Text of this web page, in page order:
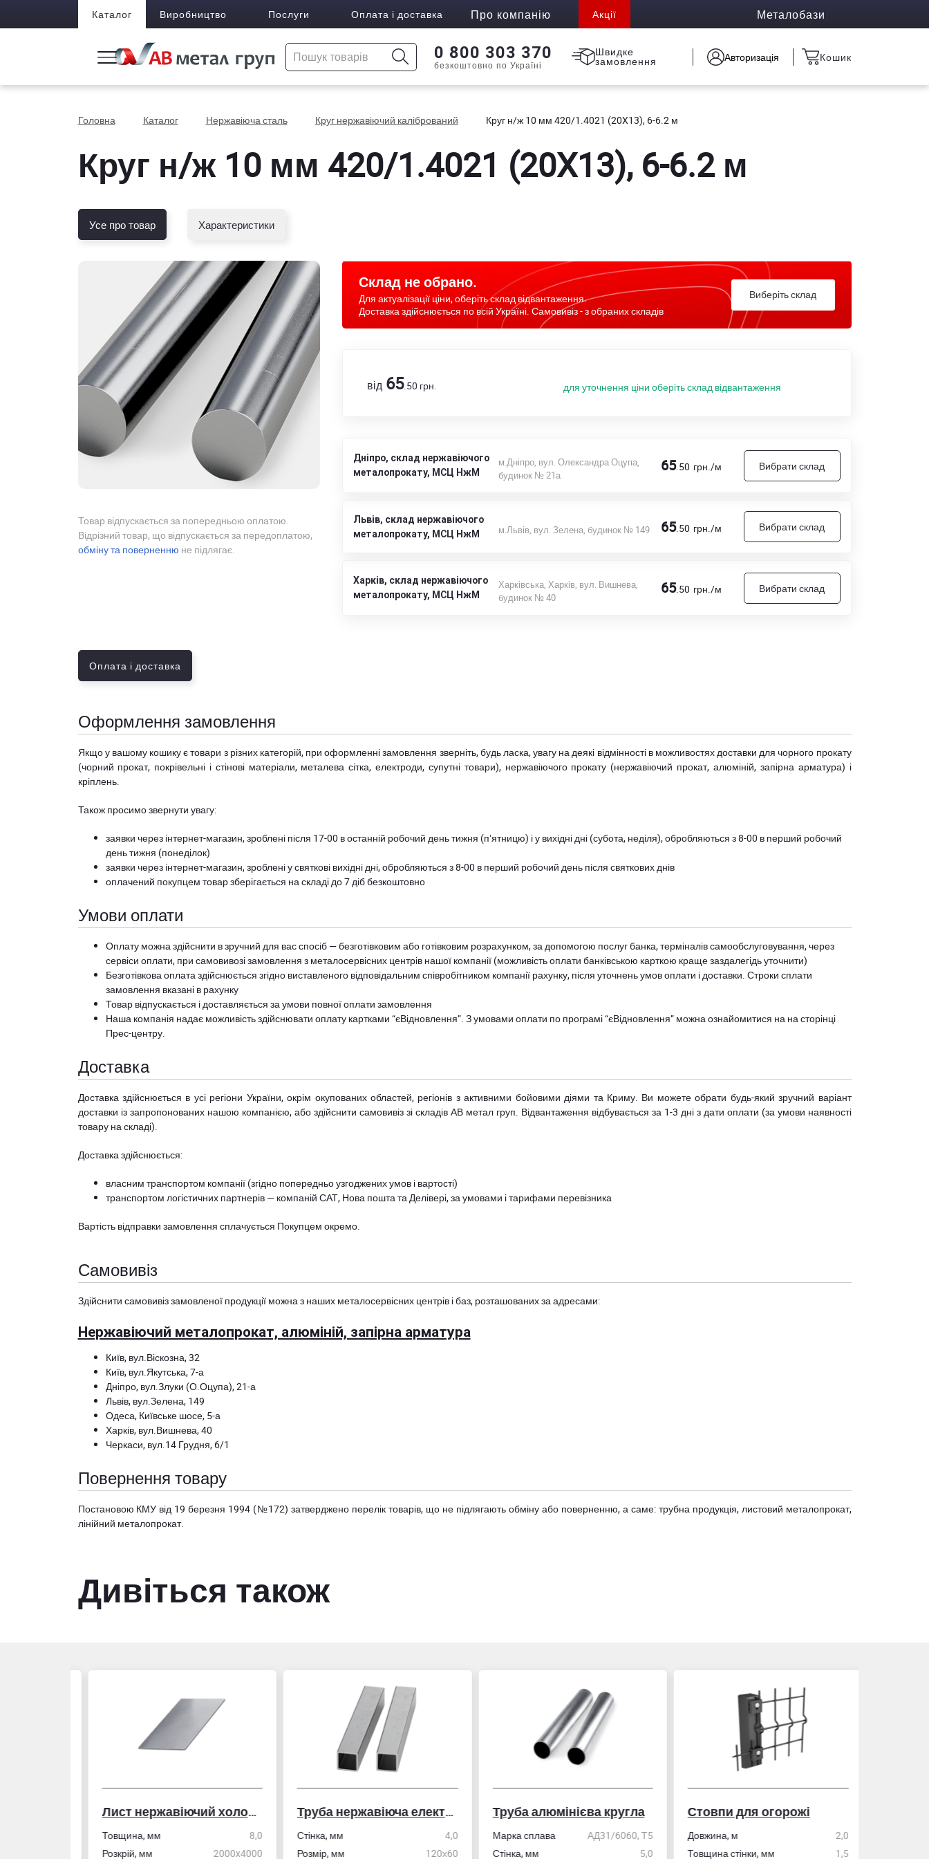
Каталог Виробництво Послуги Оплата і доставка Про компанію Акції Металобази
0 800 303 370
безкоштовно по Україні
Швидке
замовлення Авторизація Кошик
Головна Каталог Нержавіюча сталь Круг нержавіючий калібрований Круг н/ж 10 мм 420/1.4021 (20X13), 6-6.2 м
Круг н/ж 10 мм 420/1.4021 (20X13), 6-6.2 м
Усе про товар Характеристики
Товар відпускається за попередньою оплатою.
Відрізний товар, що відпускається за передоплатою,
обміну та поверненню не підлягає.
Склад не обрано.
Для актуалізації ціни, оберіть склад відвантаження.
Доставка здійснюється по всій Україні. Самовивіз - з обраних складів
Виберіть склад
від 65.50 грн. для уточнення ціни оберіть склад відвантаження
Дніпро, склад нержавіючого
металопрокату, МСЦ НжМ
м.Дніпро, вул. Олександра Оцупа,
будинок № 21а
65.50 грн./м Вибрати склад
Львів, склад нержавіючого
металопрокату, МСЦ НжМ
м.Львів, вул. Зелена, будинок № 149 65.50 грн./м Вибрати склад
Харків, склад нержавіючого
металопрокату, МСЦ НжМ
Харківська, Харків, вул. Вишнева,
будинок № 40
65.50 грн./м Вибрати склад
Оплата і доставка
Оформлення замовлення
Якщо у вашому кошику є товари з різних категорій, при оформленні замовлення зверніть, будь ласка, увагу на деякі відмінності в можливостях доставки для чорного прокату
(чорний прокат, покрівельні і стінові матеріали, металева сітка, електроди, супутні товари), нержавіючого прокату (нержавіючий прокат, алюміній, запірна арматура) і
кріплень.
Також просимо звернути увагу:
заявки через інтернет-магазин, зроблені після 17-00 в останній робочий день тижня (пʼятницю) і у вихідні дні (субота, неділя), обробляються з 8-00 в перший робочий
день тижня (понеділок)
заявки через інтернет-магазин, зроблені у святкові вихідні дні, обробляються з 8-00 в перший робочий день після святкових днів
оплачений покупцем товар зберігається на складі до 7 діб безкоштовно
Умови оплати
Оплату можна здійснити в зручний для вас спосіб — безготівковим або готівковим розрахунком, за допомогою послуг банка, терміналів самообслуговування, через
сервіси оплати, при самовивозі замовлення з металосервісних центрів нашої компанії (можливість оплати банківською карткою краще заздалегідь уточнити)
Безготівкова оплата здійснюється згідно виставленого відповідальним співробітником компанії рахунку, після уточнень умов оплати і доставки. Строки сплати
замовлення вказані в рахунку
Товар відпускається і доставляється за умови повної оплати замовлення
Наша компанія надає можливість здійснювати оплату картками “єВідновлення”. З умовами оплати по програмі “єВідновлення” можна ознайомитися на на сторінці
Прес-центру.
Доставка
Доставка здійснюється в усі регіони України, окрім окупованих областей, регіонів з активними бойовими діями та Криму. Ви можете обрати будь-який зручний варіант
доставки із запропонованих нашою компанією, або здійснити самовивіз зі складів АВ метал груп. Відвантаження відбувається за 1-3 дні з дати оплати (за умови наявності
товару на складі).
Доставка здійснюється:
власним транспортом компанії (згідно попередньо узгоджених умов і вартості)
транспортом логістичних партнерів — компаній САТ, Нова пошта та Делівері, за умовами і тарифами перевізника
Вартість відправки замовлення сплачується Покупцем окремо.
Самовивіз
Здійснити самовивіз замовленої продукції можна з наших металосервісних центрів і баз, розташованих за адресами:
Нержавіючий металопрокат, алюміній, запірна арматура
Київ, вул.Віскозна, 32
Київ, вул.Якутська, 7-а
Дніпро, вул.Злуки (О.Оцупа), 21-а
Львів, вул.Зелена, 149
Одеса, Київське шосе, 5-а
Харків, вул.Вишнева, 40
Черкаси, вул.14 Грудня, 6/1
Повернення товару
Постановою КМУ від 19 березня 1994 (№172) затверджено перелік товарів, що не підлягають обміну або поверненню, а саме: трубна продукція, листовий металопрокат,
лінійний металопрокат.
Дивіться також
Лист нержавіючий холоднокатаний
Товщина, мм
8,0
Розкрій, мм
2000x4000
Труба нержавіюча електрозварна профільна
Стінка, мм
4,0
Розмір, мм
120х60
Труба алюмінієва кругла
Марка сплава
АД31/6060, Т5
Стінка, мм
5,0
Стовпи для огорожі
Довжина, м
2,0
Товщина стінки, мм
1,5